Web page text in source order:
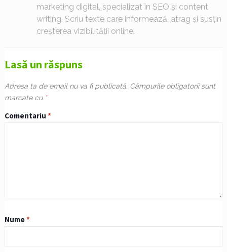
marketing digital, specializat în SEO și content
writing. Scriu texte care informează, atrag și susțin
creșterea vizibilității online.
Lasă un răspuns
Adresa ta de email nu va fi publicată. Câmpurile obligatorii sunt
marcate cu *
Comentariu *
Nume*